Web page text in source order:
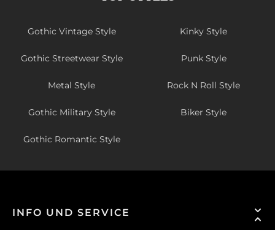
Gothic Vintage Style Kinky Style
Gothic Streetwear Style Punk Style
Metal Style Rock N Roll Style
Gothic Military Style Biker Style
Gothic Romantic Style
INFO UND SERVICE